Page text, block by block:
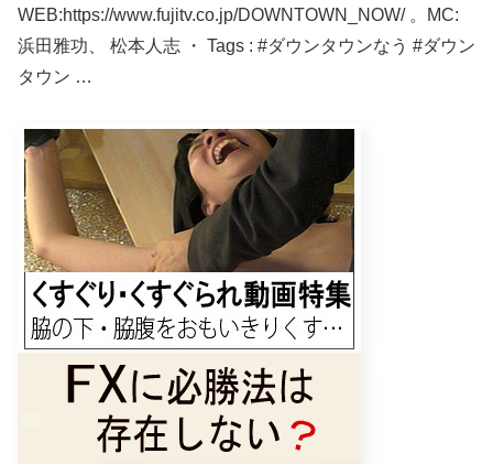
WEB:https://www.fujitv.co.jp/DOWNTOWN_NOW/ 。MC:
浜田雅功、 松本人志 ・ Tags : #ダウンタウンなう #ダウン
タウン …